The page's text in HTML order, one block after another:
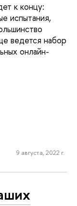
к концу:
испытания,
ведется набор
онлайн-
9 августа, 2022 г.